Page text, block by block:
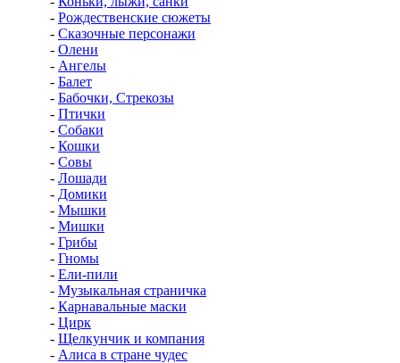
- Рождественские сюжеты
- Сказочные персонажи
- Олени
- Ангелы
- Балет
- Бабочки, Стрекозы
- Птички
- Собаки
- Кошки
- Совы
- Лошади
- Домики
- Мышки
- Мишки
- Грибы
- Гномы
- Ели-пили
- Музыкальная страничка
- Карнавальные маски
- Цирк
- Щелкунчик и компания
- Алиса в стране чудес